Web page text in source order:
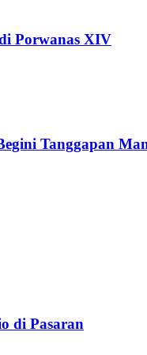
Porwanas XIV
Tanggapan
di Pasaran